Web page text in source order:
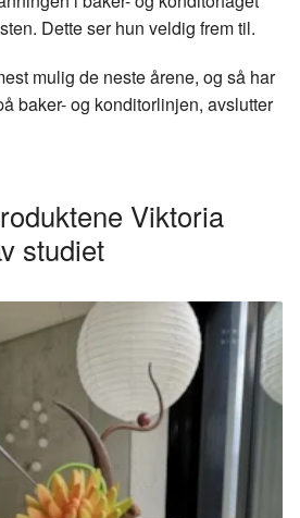
Dette ser hun veldig frem til.
mulig de neste årene, og så har
baker- og konditorlinjen, avslutter
Viktoria
studiet